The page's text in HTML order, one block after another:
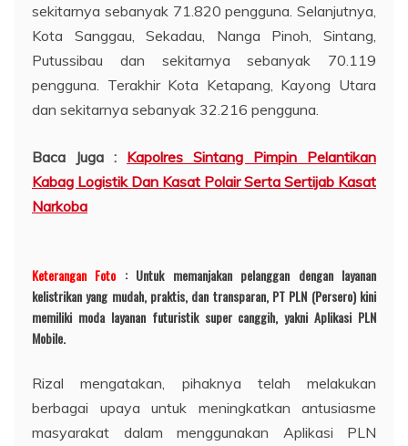
sekitarnya sebanyak 71.820 pengguna. Selanjutnya,
Kota Sanggau, Sekadau, Nanga Pinoh, Sintang,
Putussibau dan sekitarnya sebanyak 70.119
pengguna. Terakhir Kota Ketapang, Kayong Utara
dan sekitarnya sebanyak 32.216 pengguna.
Baca Juga : Kapolres Sintang Pimpin Pelantikan
Kabag Logistik Dan Kasat Polair Serta Sertijab Kasat
Narkoba
Keterangan Foto : Untuk memanjakan pelanggan dengan layanan
kelistrikan yang mudah, praktis, dan transparan, PT PLN (Persero) kini
memiliki moda layanan futuristik super canggih, yakni Aplikasi PLN
Mobile.
Rizal mengatakan, pihaknya telah melakukan
berbagai upaya untuk meningkatkan antusiasme
masyarakat dalam menggunakan Aplikasi PLN